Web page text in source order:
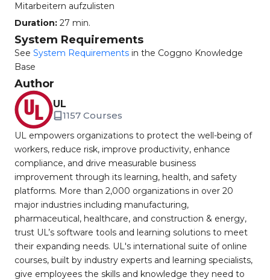
Mitarbeitern aufzulisten
Duration: 27 min.
System Requirements
See System Requirements in the Coggno Knowledge
Base
Author
UL
1157 Courses
UL empowers organizations to protect the well-being of
workers, reduce risk, improve productivity, enhance
compliance, and drive measurable business
improvement through its learning, health, and safety
platforms. More than 2,000 organizations in over 20
major industries including manufacturing,
pharmaceutical, healthcare, and construction & energy,
trust UL’s software tools and learning solutions to meet
their expanding needs. UL's international suite of online
courses, built by industry experts and learning specialists,
give employees the skills and knowledge they need to